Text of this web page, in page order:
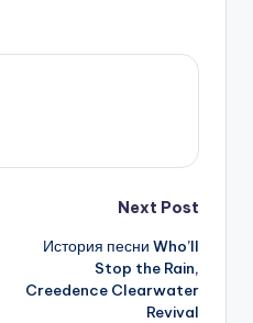
Next Post
История песни Who’ll
Stop the Rain,
Creedence Clearwater
Revival